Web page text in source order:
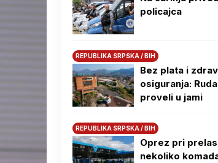
policajca
REPUBLIKA SRPSKA / BIH
Bez plata i
osiguranja:
proveli u jami
REPUBLIKA SRPSKA / BIH
Oprez pri
nekoliko